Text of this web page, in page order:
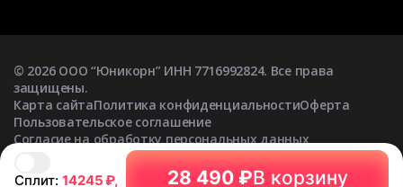
Сплит: 14245₽,
28 490 ₽В корзину
© 2026ООО “Юникорн” ИНН 7716992824. Все права
защищены.
Карта сайтаПолитика конфиденциальностиОферта
Пользовательское соглашение
Согласие на обработку персональных данных
Согласие на получение рекламных рассылок